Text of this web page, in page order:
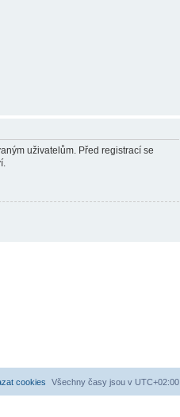
uživatelům. Před registrací se
Všechny časy jsou v UTC+02:00
cookies